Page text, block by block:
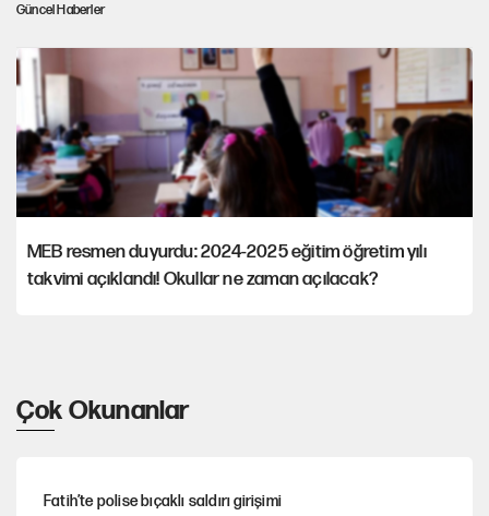
Güncel Haberler
Üniversitelerde 'sen, ben, bizim oğlan' eğitimi
MEB resmen duyurdu: 2024-2025 eğitim öğretim yılı
takvimi açıklandı! Okullar ne zaman açılacak?
Çok Okunanlar
Fatih’te polise bıçaklı saldırı girişimi